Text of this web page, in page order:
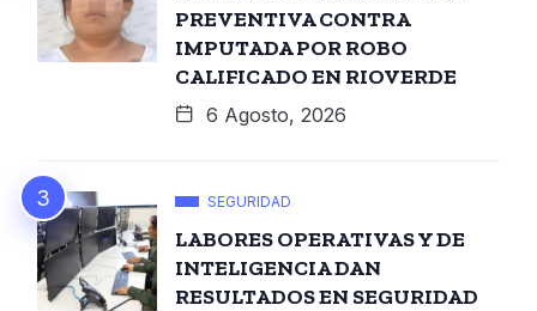
PREVENTIVA CONTRA
IMPUTADA POR ROBO
CALIFICADO EN RIOVERDE
6 Agosto, 2026
SEGURIDAD
LABORES OPERATIVAS Y DE
INTELIGENCIA DAN
RESULTADOS EN SEGURIDAD